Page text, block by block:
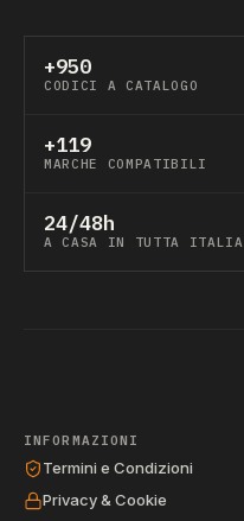
+950
CODICI A CATALOGO
+119
MARCHE COMPATIBILI
24/48h
A CASA IN TUTTA ITALIA
INFORMAZIONI
Termini e Condizioni
Privacy & Cookie